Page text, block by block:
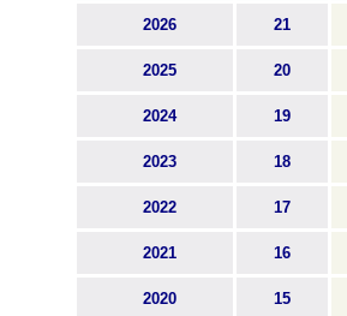
2026 21
2025 20
2024 19
2023 18
2022 17
2021 16
2020 15